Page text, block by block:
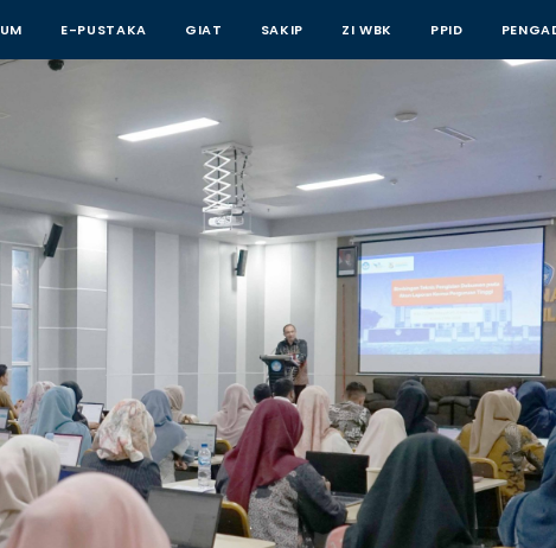
E-PUSTAKA GIAT SAKIP ZI WBK PPID